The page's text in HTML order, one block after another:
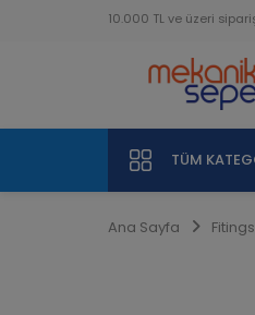
10.000 TL ve üzeri
TÜM
Ana Sayfa